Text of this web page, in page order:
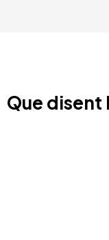
Que disent